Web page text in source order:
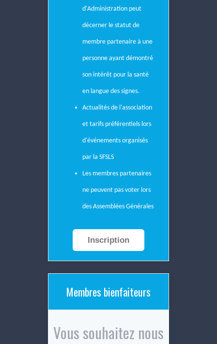
d'Administration peut
décerner le statut de
membre partenaire à une
personne ayant démontré
son intérêt pour la santé
en langue des signes.
Actualités de l'association
et tarifs préférentiels lors
d'événements organisés
par la SFSLS
Les membres partenaires
ne peuvent pas voter lors
des Assemblées Générales
Inscription
Membres bienfaiteurs
Vous souhaitez nous